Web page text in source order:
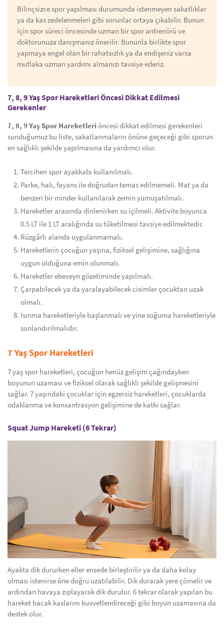
Bilinçsizce spor yapılması durumunda istenmeyen sakatlıklar
ya da kas zedelenmeleri gibi sorunlar ortaya çıkabilir. Bunun
için spor süreci öncesinde uzman bir spor antrenörü ve
doktorunuza danışmanız önerilir. Bununla birlikte spor
yapmaya engel olan bir rahatsızlık ya da endişeniz varsa
mutlaka uzman yardımı almanızı tavsiye ederiz.
7, 8, 9 Yaş Spor Hareketleri Öncesi Dikkat Edilmesi
Gerekenler
7, 8, 9 Yaş Spor Hareketleriöncesi dikkat edilmesi gerekenleri
sunduğumuz bu liste, sakatlanmaların önüne geçeceği gibi sporun
en sağlıklı şekilde yapılmasına da yardımcı olur.
Tercihen spor ayakkabı kullanılmalı.
Parke, halı, fayans ile doğrudan temas edilmemeli. Mat ya da
benzeri bir minder kullanılarak zemin yumuşatılmalı.
Hareketler arasında dinlenirken su içilmeli. Aktivite boyunca
0.5 LT ile 1 LT aralığında su tüketilmesi tavsiye edilmektedir.
Rüzgârlı alanda uygulanmamalı.
Hareketlerin çocuğun yaşına, fiziksel gelişimine, sağlığına
uygun olduğuna emin olunmalı.
Hareketler ebeveyn gözetiminde yapılmalı.
Çarpabilecek ya da yaralayabilecek cisimler çocuktan uzak
olmalı.
Isınma hareketleriyle başlanmalı ve yine soğuma hareketleriyle
sonlandırılmalıdır.
7 Yaş Spor Hareketleri
7 yaş spor hareketleri, çocuğun henüz gelişim çağındayken
boyunun uzaması ve fiziksel olarak sağlıklı şekilde gelişmesini
sağlar. 7 yaşındaki çocuklar için egzersiz hareketleri, çocuklarda
odaklanma ve konsantrasyon gelişimine de katkı sağlar.
Squat Jump Hareketi (6 Tekrar)
Ayakta dik dururken eller ensede birleştirilir ya da daha kolay
olması istenirse öne doğru uzatılabilir. Dik durarak yere çömelir ve
ardından havaya zıplayarak dik durulur. 6 tekrar olarak yapılan bu
hareket bacak kaslarını kuvvetlendireceği gibi boyun uzamasına da
destek olur.